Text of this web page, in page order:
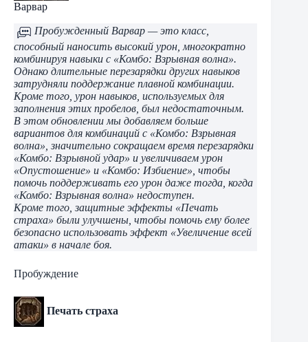
Варвар
Пробужденный Варвар — это класс,
способный наносить высокий урон, многократно
комбинируя навыки с «Комбо: Взрывная волна».
Однако длительные перезарядки других навыков
затрудняли поддержание плавной комбинации.
Кроме того, урон навыков, используемых для
заполнения этих пробелов, был недостаточным.
В этом обновлении мы добавляем больше
вариантов для комбинаций с «Комбо: Взрывная
волна», значительно сокращаем время перезарядки
«Комбо: Взрывной удар» и увеличиваем урон
«Опустошение» и «Комбо: Избиение», чтобы
помочь поддерживать его урон даже тогда, когда
«Комбо: Взрывная волна» недоступен.
Кроме того, защитные эффекты «Печать
страха» были улучшены, чтобы помочь ему более
безопасно использовать эффект «Увеличение всей
атаки» в начале боя.
Пробуждение
Печать страха